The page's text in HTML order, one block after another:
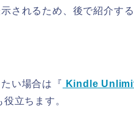
されるため、後で紹介す
い場合は『 Kindle
立ちます。